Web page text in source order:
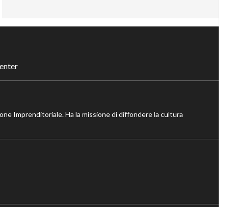
Imprenditoriale. Ha la missione di diffondere la cultura